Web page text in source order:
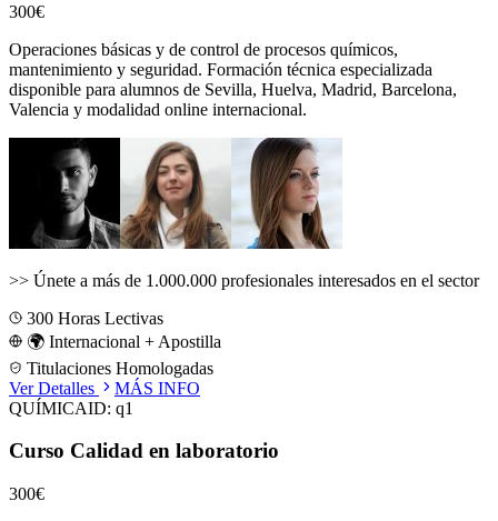
300€
Operaciones básicas y de control de procesos químicos,
mantenimiento y seguridad. Formación técnica especializada
disponible para alumnos de Sevilla, Huelva, Madrid, Barcelona,
Valencia y modalidad online internacional.
>> Únete a más de 1.000.000 profesionales interesados en el sector
300 Horas Lectivas
🌍 Internacional + Apostilla
Titulaciones Homologadas
Ver Detalles
MÁS INFO
QUÍMICAID: q1
Curso Calidad en laboratorio
300€